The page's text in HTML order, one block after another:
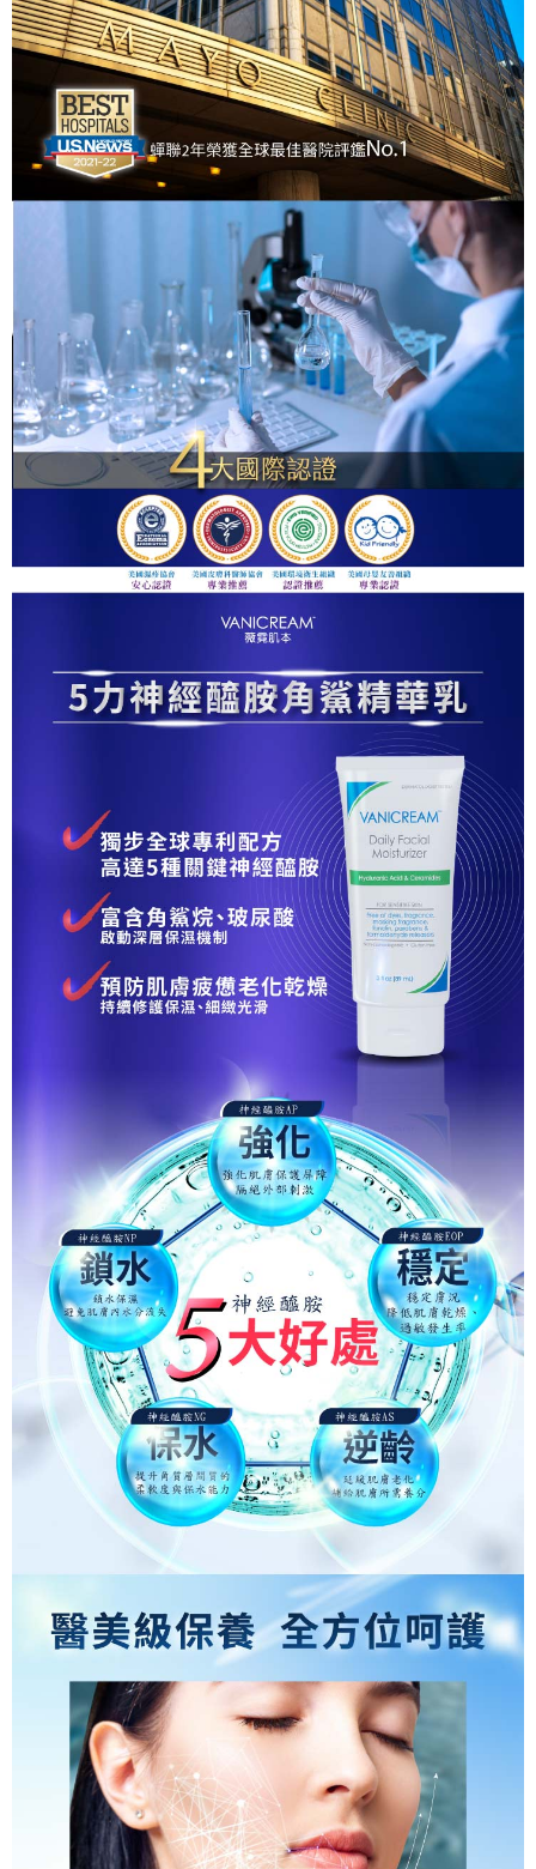
宅配到府(本島)
每筆NT$100，滿NT$800(含以上)免運費
宅配到府(離島)
每筆NT$100，滿NT$800(含以上)免運費
黑貓宅配貨到付款(限本島)
每筆NT$120，滿NT$800(含以上)免運費